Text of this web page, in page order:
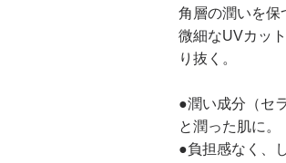
角層の潤いを保
微細なUVカッ
り抜く。
●潤い成分（セ
と潤った肌に。
●負担感なく、